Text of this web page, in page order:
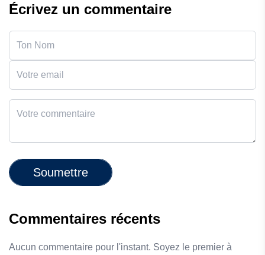
Écrivez un commentaire
Soumettre
Commentaires récents
Aucun commentaire pour l'instant. Soyez le premier à